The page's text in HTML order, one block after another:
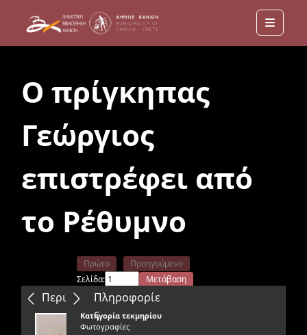
Menu
Ο πρίγκηπας
Γεώργιος
επιστρέφει από
το Ρέθυμνο
Περιεχόμενα
Πρώτο
Προηγούμενο
Σελίδα:
Μετάβαση
Επόμενο
Τελευταίο
Πληροφορίε
ς
Κατηγορία τεκμηρίου
Φωτογραφίες